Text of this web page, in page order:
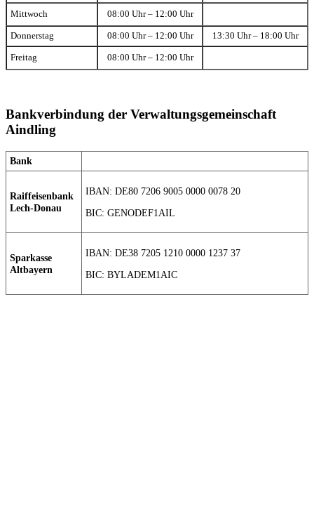
Mittwoch 08:00 Uhr – 12:00 Uhr
Donnerstag 08:00 Uhr – 12:00 Uhr 13:30 Uhr – 18:00 Uhr
Freitag 08:00 Uhr – 12:00 Uhr
Bankverbindung der Verwaltungsgemeinschaft
Aindling
Bank
Raiffeisenbank
Lech-Donau
IBAN: DE80 7206 9005 0000 0078 20
BIC: GENODEF1AIL
Sparkasse
Altbayern
IBAN: DE38 7205 1210 0000 1237 37
BIC: BYLADEM1AIC